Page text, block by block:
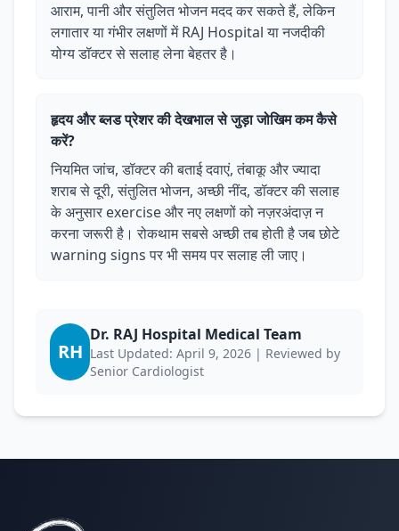
आराम, पानी और संतुलित भोजन मदद कर सकते हैं, लेकिन
लगातार या गंभीर लक्षणों में RAJ Hospital या नजदीकी
योग्य डॉक्टर से सलाह लेना बेहतर है।
हृदय और ब्लड प्रेशर की देखभाल से जुड़ा जोखिम कम कैसे
करें?
नियमित जांच, डॉक्टर की बताई दवाएं, तंबाकू और ज्यादा
शराब से दूरी, संतुलित भोजन, अच्छी नींद, डॉक्टर की सलाह
के अनुसार exercise और नए लक्षणों को नज़रअंदाज़ न
करना जरूरी है। रोकथाम सबसे अच्छी तब होती है जब छोटे
warning signs पर भी समय पर सलाह ली जाए।
RH
Dr. RAJ Hospital Medical Team
Last Updated: April 9, 2026 | Reviewed by
Senior Cardiologist